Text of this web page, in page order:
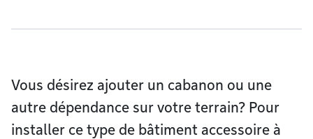
Vous désirez ajouter un cabanon ou une
autre dépendance sur votre terrain? Pour
installer ce type de bâtiment accessoire à